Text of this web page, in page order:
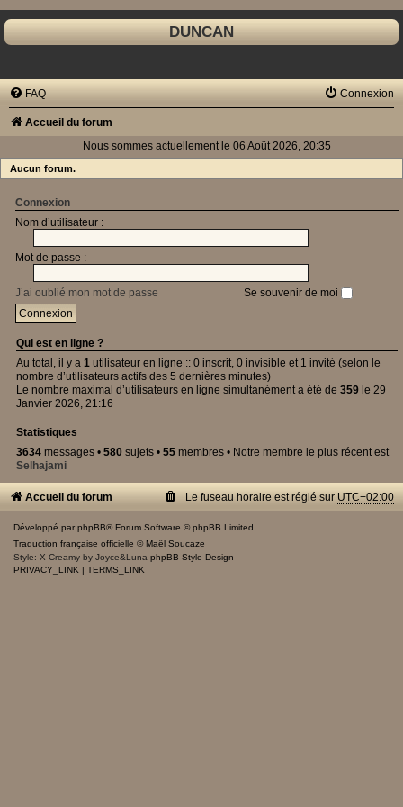
DUNCAN
FAQ Connexion
Accueil du forum
Nous sommes actuellement le 06 Août 2026, 20:35
Aucun forum.
Connexion
Nom d’utilisateur :
Mot de passe :
J’ai oublié mon mot de passe Se souvenir de moi
Qui est en ligne ?
Au total, il y a 1 utilisateur en ligne :: 0 inscrit, 0 invisible et 1 invité (selon le
nombre d’utilisateurs actifs des 5 dernières minutes)
Le nombre maximal d’utilisateurs en ligne simultanément a été de 359 le 29
Janvier 2026, 21:16
Statistiques
3634 messages • 580 sujets • 55 membres • Notre membre le plus récent est
Selhajami
Accueil du forum Le fuseau horaire est réglé sur UTC+02:00
Développé par phpBB® Forum Software © phpBB Limited
Traduction française officielle © Maël Soucaze
Style: X-Creamy by Joyce&Luna phpBB-Style-Design
PRIVACY_LINK
TERMS_LINK